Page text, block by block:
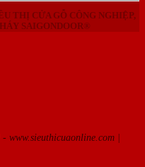
THỊ CỬA GỖ CÔNG NGHIỆP,
SAIGONDOOR®
|